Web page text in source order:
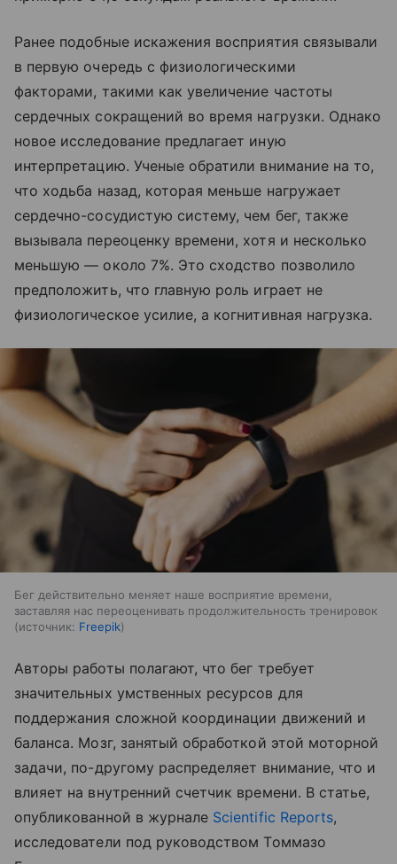
Ранее подобные искажения восприятия связывали
в первую очередь с физиологическими
факторами, такими как увеличение частоты
сердечных сокращений во время нагрузки. Однако
новое исследование предлагает иную
интерпретацию. Ученые обратили внимание на то,
что ходьба назад, которая меньше нагружает
сердечно-сосудистую систему, чем бег, также
вызывала переоценку времени, хотя и несколько
меньшую — около 7%. Это сходство позволило
предположить, что главную роль играет не
физиологическое усилие, а когнитивная нагрузка.
Бег действительно меняет наше восприятие времени,
заставляя нас переоценивать продолжительность тренировок
источник: Freepik
Авторы работы полагают, что бег требует
значительных умственных ресурсов для
поддержания сложной координации движений и
баланса. Мозг, занятый обработкой этой моторной
задачи, по-другому распределяет внимание, что и
влияет на внутренний счетчик времени. В статье,
опубликованной в журнале Scientific Reports,
исследователи под руководством Томмазо